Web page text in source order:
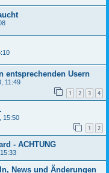
entsprechenden Usern
11:49
1 2 3 4
15:50
1 2
- ACHTUNG
News und Änderungen